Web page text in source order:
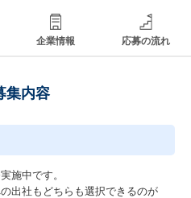
企業情報 応募の流れ
集内容
施中です。
出社もどちらも選択できるのが